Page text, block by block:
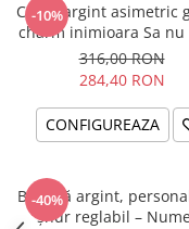
-10%
Colier argint asimetric
charm inimioara Sa
316,00 RON
284,40 RON
CONFIGUREAZA
-40%
Brățară argint,
șnur reglabil –